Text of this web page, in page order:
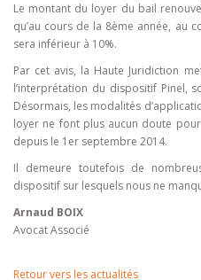
Le montant du loyer du bail
qu’au cours de la 8ème année, au
sera inférieur à 10%.
Par cet avis, la Haute Juridiction
l’interprétation du dispositif Pinel,
Désormais, les modalités
loyer ne font plus aucun doute
depuis le 1er septembre 2014.
Il demeure toutefois de
dispositif sur lesquels nous ne
Arnaud BOIX
Avocat Associé
Retour vers les actualités